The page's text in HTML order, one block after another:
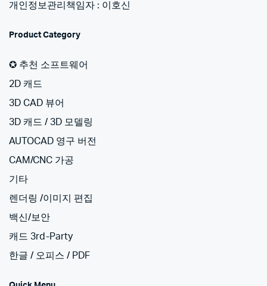
개인정보관리책임자 : 이호신
Product Category
✪ 추천 소프트웨어
2D 캐드
3D CAD 뷰어
3D 캐드 / 3D 모델링
AUTOCAD 영구 버전
CAM/CNC 가공
기타
렌더링 /이미지 편집
백신/보안
캐드 3rd-Party
한글 / 오피스 / PDF